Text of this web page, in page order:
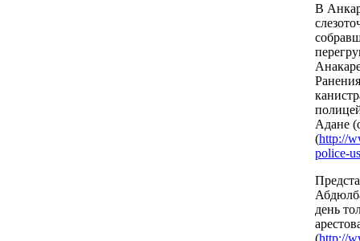
В
Адане
(http://
police-
день
(http://